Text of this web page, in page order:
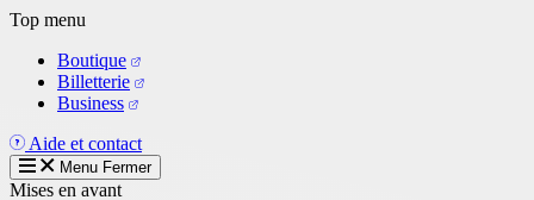
Aller
contenu
principal
Top menu
Boutique
Billetterie
Business
Aide et contact
Menu Fermer
Mises en avant